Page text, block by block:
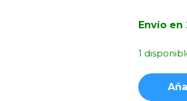
Envío en
1
Funda
Ahumada